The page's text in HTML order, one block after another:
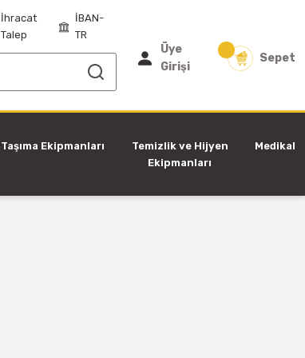
İhracat
Talep
İBAN-
TR
Üye
Girişi
Sepet
Taşıma Ekipmanları
Temizlik ve Hijyen
Ekipmanları
Medikal